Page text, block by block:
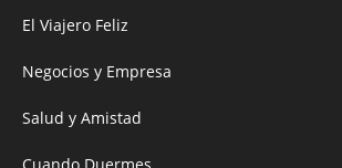
El Viajero Feliz
Negocios y Empresa
Salud y Amistad
Cuando Duermes